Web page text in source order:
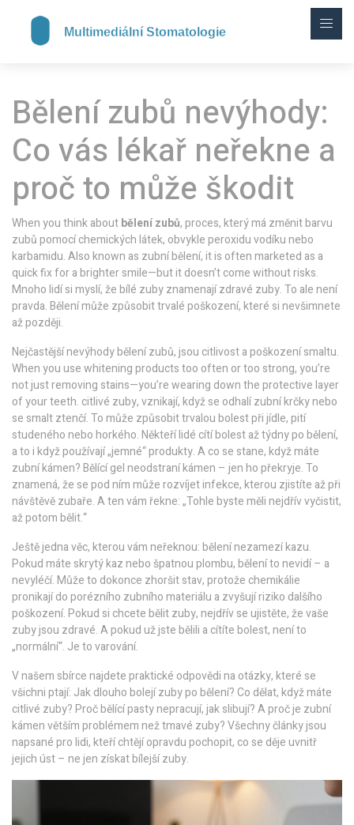
Bělení zubů nevýhody:
Co vás lékař neřekne a
proč to může škodit
When you think aboutbělení zubů,proces, který má změnit barvu
zubů pomocí chemických látek, obvykle peroxidu vodíku nebo
karbamidu. Also known as zubní bělení, it is often marketed as a
quick fix for a brighter smile—but it doesn’t come without risks.
Mnoho lidí si myslí, že bílé zuby znamenají zdravé zuby. To ale není
pravda. Bělení může způsobit trvalé poškození, které si nevšimnete
až později.
Nejčastějšínevýhody bělení zubů,jsou citlivost a poškození smaltu.
When you use whitening products too often or too strong, you’re
not just removing stains—you’re wearing down the protective layer
of your teeth. citlivé zuby,vznikají, když se odhalí zubní krčky nebo
se smalt ztenčí. To může způsobit trvalou bolest při jídle, pití
studeného nebo horkého. Někteří lidé cítí bolest až týdny po bělení,
a to i když používají „jemné“ produkty.A co se stane, když máte
zubní kámen? Bělící gel neodstraní kámen – jen ho překryje. To
znamená, že se pod ním může rozvíjet infekce, kterou zjistíte až při
návštěvě zubaře. A ten vám řekne: „Tohle byste měli nejdřív vyčistit,
až potom bělit.“
Ještě jedna věc, kterou vám neřeknou: bělení nezamezí kazu.
Pokud máte skrytý kaz nebo špatnou plombu, bělení to nevidí – a
nevyléčí. Může to dokonce zhoršit stav, protože chemikálie
pronikají do porézního zubního materiálu a zvyšují riziko dalšího
poškození. Pokud si chcete bělit zuby, nejdřív se ujistěte, že vaše
zuby jsou zdravé. A pokud už jste bělili a cítíte bolest, není to
„normální“. Je to varování.
V našem sbírce najdete praktické odpovědi na otázky, které se
všichni ptají: Jak dlouho bolejí zuby po bělení? Co dělat, když máte
citlivé zuby? Proč bělící pasty nepracují, jak slibují? A proč je zubní
kámen větším problémem než tmavé zuby? Všechny články jsou
napsané pro lidi, kteří chtějí opravdu pochopit, co se děje uvnitř
jejich úst – ne jen získat bílejší zuby.